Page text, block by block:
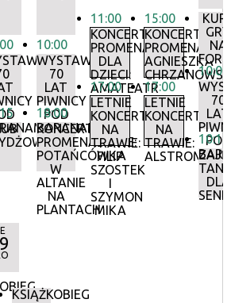
10:00
WYSTAWA:
70
LAT
PIWNICY
POD
BARANAMI
18:00
KONCERTY
PROMENADOWE:
POTAŃCÓWKA
W
ALTANIE
NA
PLANTACH
11:00
KONCERTY
PROMENADOWE
DLA
DZIECI:
AMATEATR
17:00
LETNIE
KONCERTY
NA
TRAWIE:
FILIP
SZOSTEK
I
SZYMON
MIKA
15:00
KONCERTY
AGNIESZKA
17:00
LETNIE
KONCERTY
NA
TRAWIE:
ALSTROMERIE
GRY
NA
10:00
70
LAT
POD
10:15
DLA
KSIĄŻKOBIEG